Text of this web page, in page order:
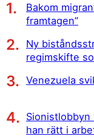
Bakom
framtagen”
Ny
regimskifte
Venezuela
han rätt i